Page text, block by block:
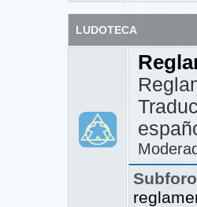
LUDOTECA